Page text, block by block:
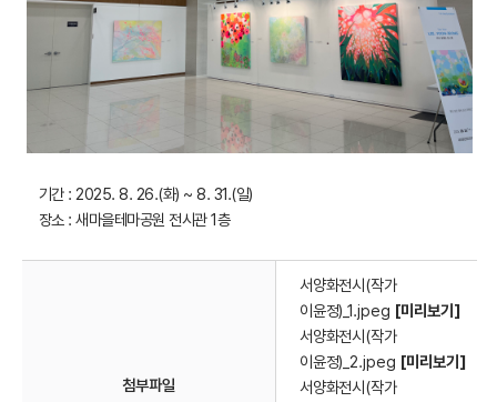
기간 : 2025. 8. 26.(화) ~ 8. 31.(일)
장소 : 새마을테마공원 전시관 1층
첨부파일
서양화전시(작가
이윤정)_1.jpeg [미리보기]
서양화전시(작가
이윤정)_2.jpeg [미리보기]
서양화전시(작가